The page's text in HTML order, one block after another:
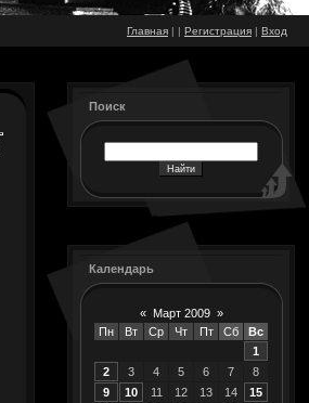
Главная | | Регистрация | Вход
Поиск
Календарь
« Март 2009 »
Пн
Вт Ср Чт Пт Сб
Вс
1
2
3 4 5 6 7
8
9
10 11 12 13 14
15